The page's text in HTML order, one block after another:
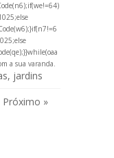
a
a sua varanda.
, jardins
Próximo »